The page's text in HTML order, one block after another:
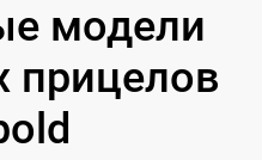
модели
прицелов